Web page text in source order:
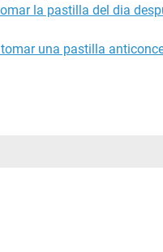
la pastilla del dia
una pastilla